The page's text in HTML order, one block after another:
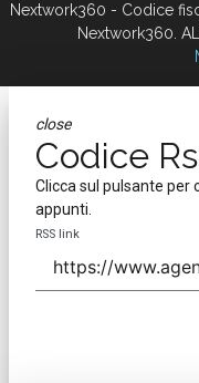
Nextwork360 - Codice
Nextwork360.
close
Codice
Clicca sul pulsante per
appunti.
RSS link